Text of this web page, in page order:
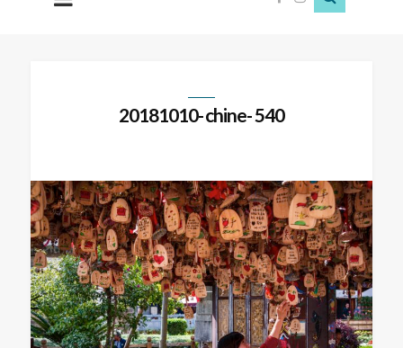
20181010- chine- 540